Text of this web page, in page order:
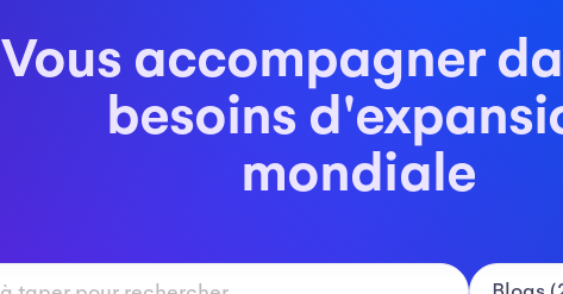
Vous accompagner
besoins
mondiale